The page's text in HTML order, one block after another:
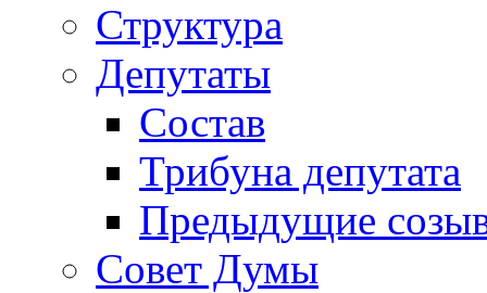
Структура
Депутаты
Состав
Трибуна депутата
Предыдущие
Совет Думы